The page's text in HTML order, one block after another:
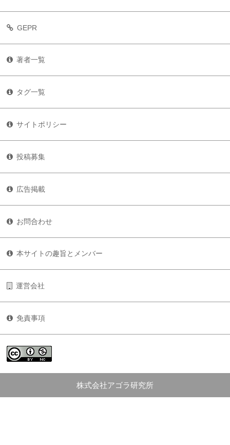
GEPR
著者一覧
タグ一覧
サイトポリシー
投稿募集
広告掲載
お問合わせ
本サイトの趣旨とメンバー
運営会社
免責事項
株式会社アゴラ研究所